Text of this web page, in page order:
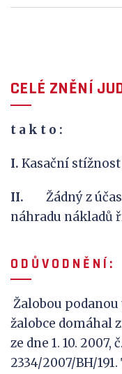
CELÉ ZNĚNÍ
t a k t o :
I. Kasační stížnost
II. Žádný z
náhradu nákladů
O D ŮVO D N Ě N Í:
Žalobou podanou
žalobce domáhal
ze dne 1. 10. 2007,
2334/2007/BH/